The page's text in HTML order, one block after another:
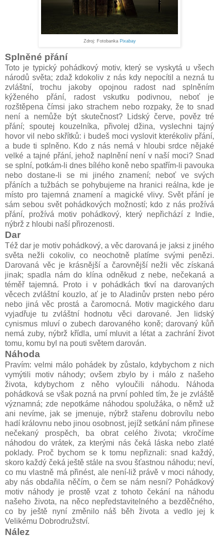
Zdroj: Fotobanka Pixabay
Splněné přání
Toto je typický pohádkový motiv, který se vyskytá u všech
národů světa; zdaž kdokoliv z nás kdy nepocítil a nezná tu
zvláštní, trochu jakoby opojnou radost nad splněním
kýženého přání, radost vskutku podivnou, neboť je
rozštěpena čímsi jako strachem nebo rozpaky, že to snad
není a nemůže být skutečnost? Lidský červe, pověz tré
přání; spoutej kouzelníka, přivolej džina, vyslechni tajný
hovor vil nebo skřítků: i budeš moci vyslovit kterékoliv přání,
a bude ti splněno. Kdo z nás nemá v hloubi srdce nějaké
velké a tajné přání, jehož naplnění není v naší moci? Snad
se splní, potkám-li dnes bílého koně nebo spatřím-li pavouka
nebo dostane-li se mi jiného znamení; neboť ve svých
přáních a tužbách se pohybujeme na hranici reálna, kde je
místo pro tajemná znamení a magické vlivy. Svět přání je
sám sebou svět pohádkových možností; kdo z nás prožívá
přání, prožívá motiv pohádkový, který nepřichází z Indie,
nýbrž z hloubi naší přirozenosti.
Dar
Též dar je motiv pohádkový, a věc darovaná je jaksi z jiného
světa nežli cokoliv, co neochotně platíme svými penězi.
Darovaná věc je krásnější a čarovnější nežli věc získaná
jinak; spadla nám do klína odněkud z nebe, nečekaná a
téměř tajemná. Proto i v pohádkách tkví na darovaných
věcech zvláštní kouzlo, ať je to Aladinův prsten nebo péro
nebo jiná věc prostá a čaromocná. Motiv magického daru
vyjadřuje tu zvláštní hodnotu věci darované. Jen lidský
cynismus mluví o zubech darovaného koně; darovaný kůň
nemá zuby, nýbrž křídla, umí mluvit a létat a zachrání život
tomu, komu byl na pouti světem darován.
Náhoda
Pravím: velmi málo pohádek by zůstalo, kdybychom z nich
vymýtili motiv náhody; ovšem zbylo by i málo z našeho
života, kdybychom z něho vyloučili náhodu. Náhoda
pohádková se však pozná na první pohled tím, že je zvláště
významná; zde nepotkáme náhodou spolužáka, o němž už
ani nevíme, jak se jmenuje, nýbrž stařenu dobrovílu nebo
hadí královnu nebo jinou osobnost, jejíž setkání nám přinese
nečekaný prospěch, ba obrat celého života; vkročíme
náhodou do vrátek, za kterými nás čeká láska nebo zlaté
poklady. Proč bychom se k tomu nepřiznali: snad každý,
skoro každý čeká ještě stále na svou šťastnou náhodu; neví,
co mu vlastně má přinést, ale není-liž právě v moci náhody,
aby nás obdařila něčím, o čem se nám nesní? Pohádkový
motiv náhody je prostě vzat z tohoto čekání na náhodu
našeho života, na něco nepředstavitelného a bezděčného,
co by ještě nyní změnilo náš běh života a vedlo jej k
Velikému Dobrodružství.
Nález